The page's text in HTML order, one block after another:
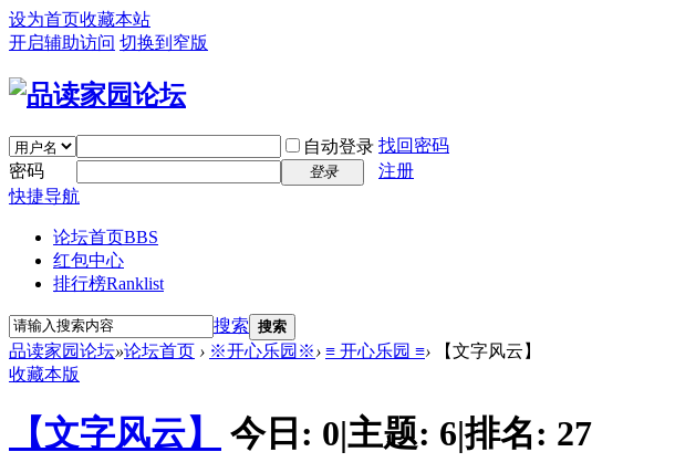
设为首页收藏本站
开启辅助访问 切换到窄版
自动登录 找回密码
密码
登录
注册
快捷导航
论坛首页BBS
红包中心
排行榜Ranklist
搜索 搜索
品读家园论坛»论坛首页 › ※开心乐园※› ≡ 开心乐园 ≡› 【文字风云】
收藏本版
【文字风云】 今日: 0|主题: 6|排名: 27